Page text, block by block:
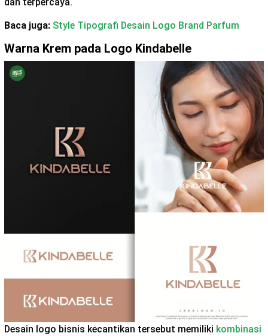
Baca juga: Style Tipografi Desain Logo Brand Parfum
Warna Krem pada Logo Kindabelle
Desain logo bisnis kecantikan tersebut memiliki kombinasi